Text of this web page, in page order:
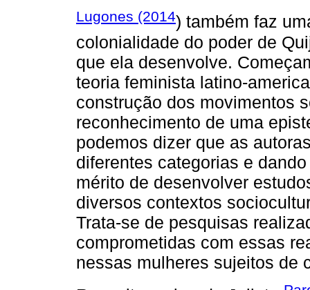
Lugones (2014) também faz
colonialidade do poder de
que ela desenvolve.
teoria feminista latino-
construção dos movimentos
reconhecimento de uma
podemos dizer que as
diferentes categorias e
mérito de desenvolver
diversos contextos
Trata-se de pesquisas
comprometidas com essas
nessas mulheres sujeitos de